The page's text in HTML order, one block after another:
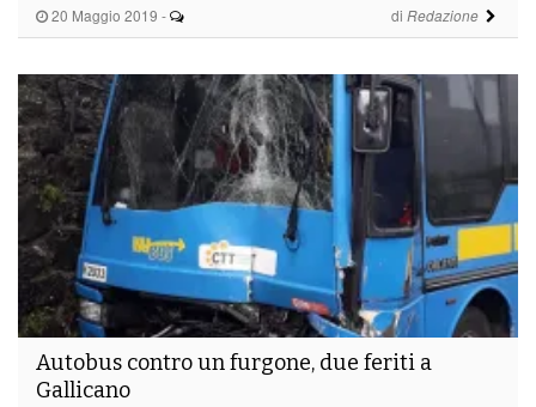
20 Maggio 2019 - di Redazione
Autobus contro un furgone, due feriti a
Gallicano